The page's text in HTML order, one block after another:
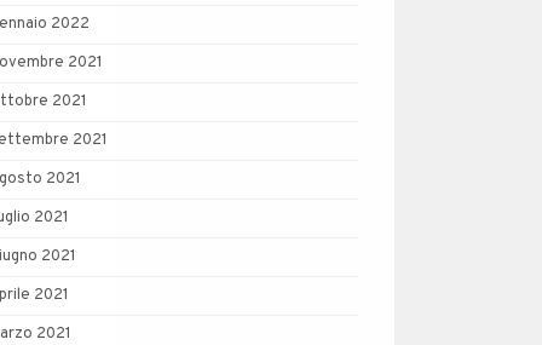
2022
2021
2021
2021
2021
2021
2021
2021
2021